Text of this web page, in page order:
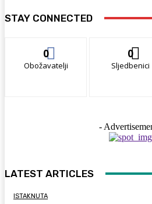
STAY CONNECTED
0
Obožavatelji
0
Sljedbenici
-
LATEST ARTICLES
ISTAKNUTA